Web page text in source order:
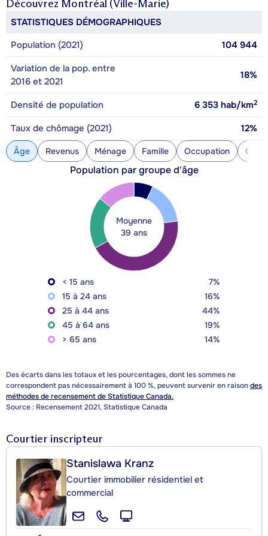
Découvrez Montréal (Ville-Marie)
STATISTIQUES DÉMOGRAPHIQUES
Population (2021)
104 944
Variation de la pop. entre
2016 et 2021
18%
Densité de population 6 353 hab/km2
Taux de chômage (2021) 12%
Âge Revenus Ménage Famille Occupation
Population par groupe d'âge
Moyenne
39 ans
< 15 ans
7%
15 à 24 ans
16%
25 à 44 ans
44%
45 à 64 ans
19%
> 65 ans
14%
Des écarts dans les totaux et les pourcentages, dont les sommes ne
correspondent pas nécessairement à 100 %, peuvent survenir en raisondes
méthodes de recensement de Statistique Canada.
Source : Recensement 2021, Statistique Canada
Courtier inscripteur
Stanislawa Kranz
Courtier immobilier résidentiel et
commercial